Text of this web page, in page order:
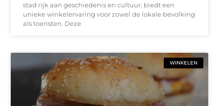
stad rijk aan geschiedenis en cultuur, biedt een
unieke winkelervaring voor zowel de lokale bevolking
als toeristen. Deze
WINKELEN